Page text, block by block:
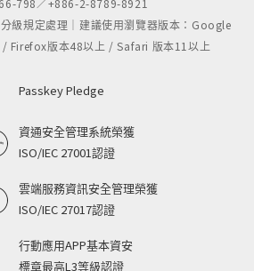
798／+886-2-8789-8921
級規定處理｜建議使用瀏覽器版本：Google
Firefox版本48以上 / Safari 版本11以上
Passkey Pledge
資通安全管理系統榮獲
ISO/IEC 27001認證
雲端服務資訊安全管理榮獲
ISO/IEC 27017認證
行動應用APP基本資安
標章最高L3等級認證